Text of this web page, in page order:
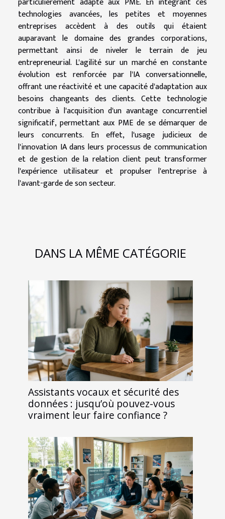
technologies avancées, les petites et moyennes
entreprises accèdent à des outils qui étaient
auparavant le domaine des grandes corporations,
permettant ainsi de niveler le terrain de jeu
entrepreneurial. L'agilité sur un marché en constante
évolution est renforcée par l'IA conversationnelle,
offrant une réactivité et une capacité d'adaptation aux
besoins changeants des clients. Cette technologie
contribue à l'acquisition d'un avantage concurrentiel
significatif, permettant aux PME de se démarquer de
leurs concurrents. En effet, l'usage judicieux de
l'innovation IA dans leurs processus de communication
et de gestion de la relation client peut transformer
l'expérience utilisateur et propulser l'entreprise à
l'avant-garde de son secteur.
DANS LA MÊME CATÉGORIE
Assistants vocaux et sécurité des
données : jusqu’où pouvez-vous
vraiment leur faire confiance ?